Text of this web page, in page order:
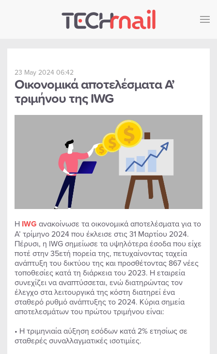
Skip to main content
23 May 2024 06:42
Οικονομικά αποτελέσματα Α’
τριμήνου της IWG
Η IWG ανακοίνωσε τα οικονομικά αποτελέσματα για το
Α’ τρίμηνο 2024 που έκλεισε στις 31 Μαρτίου 2024.
Πέρυσι, η IWG σημείωσε τα υψηλότερα έσοδα που είχε
ποτέ στην 35ετή πορεία της, πετυχαίνοντας ταχεία
ανάπτυξη του δικτύου της και προσθέτοντας 867 νέες
τοποθεσίες κατά τη διάρκεια του 2023. Η εταιρεία
συνεχίζει να αναπτύσσεται, ενώ διατηρώντας τον
έλεγχο στα λειτουργικά της κόστη διατηρεί ένα
σταθερό ρυθμό ανάπτυξης το 2024. Κύρια σημεία
αποτελεσμάτων του πρώτου τριμήνου είναι:
• Η τριμηνιαία αύξηση εσόδων κατά 2% ετησίως σε
σταθερές συναλλαγματικές ισοτιμίες.